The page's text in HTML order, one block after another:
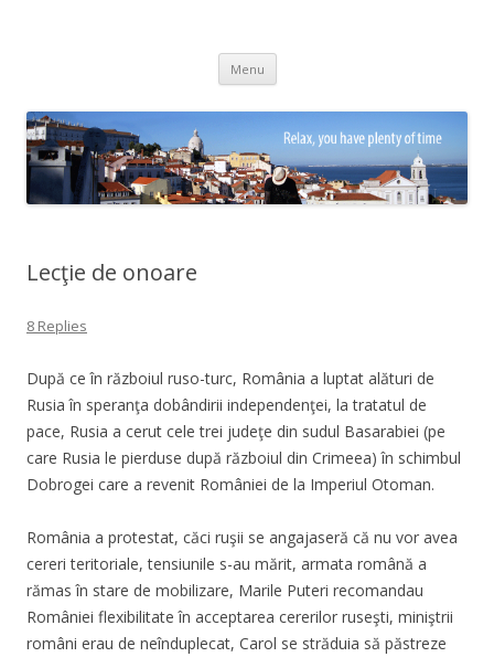
Menu Skip
content
Lecţie de onoare
8 Replies
După ce în războiul ruso-turc, România a luptat alături de
Rusia în speranţa dobândirii independenţei, la tratatul de
pace, Rusia a cerut cele trei judeţe din sudul Basarabiei (pe
care Rusia le pierduse după războiul din Crimeea) în schimbul
Dobrogei care a revenit României de la Imperiul Otoman.
România a protestat, căci ruşii se angajaseră că nu vor avea
cereri teritoriale, tensiunile s-au mărit, armata română a
rămas în stare de mobilizare, Marile Puteri recomandau
României flexibilitate în acceptarea cererilor ruseşti, miniştrii
români erau de neînduplecat, Carol se străduia să păstreze